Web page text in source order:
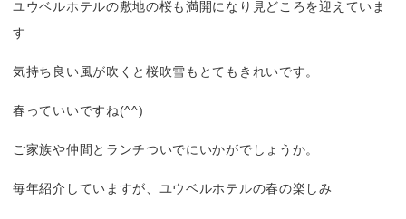
ユウベルホテルの敷地の桜も満開になり見どころを迎えていま
す
気持ち良い風が吹くと桜吹雪もとてもきれいです。
春っていいですね(^^)
ご家族や仲間とランチついでにいかがでしょうか。
毎年紹介していますが、ユウベルホテルの春の楽しみ